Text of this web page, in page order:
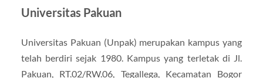
Universitas Pakuan
Universitas Pakuan (Unpak) merupakan kampus yang
telah berdiri sejak 1980. Kampus yang terletak di Jl.
Pakuan, RT.02/RW.06, Tegallega, Kecamatan Bogor